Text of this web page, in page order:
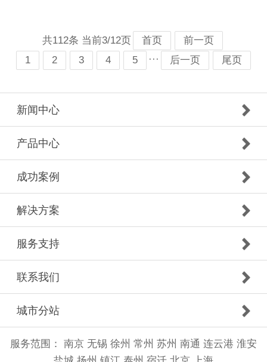
共112条 当前3/12页 首页
前一页
1
2 3 4 5 ··· 后一页 尾页
新闻中心
产品中心
成功案例
解决方案
服务支持
联系我们
城市分站
服务范围： 南京 无锡 徐州 常州 苏州 南通 连云港 淮安